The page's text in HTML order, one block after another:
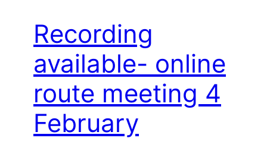
Recording
available- online
route meeting 4
February